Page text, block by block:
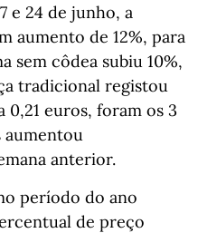
e 24 de junho, a
aumento de 12%, para
sem côdea subiu 10%,
tradicional registou
0,21 euros, foram os 3
anterior.
período do ano
de preço